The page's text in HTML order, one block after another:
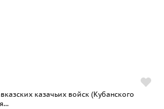
казачьих войск (Кубанского